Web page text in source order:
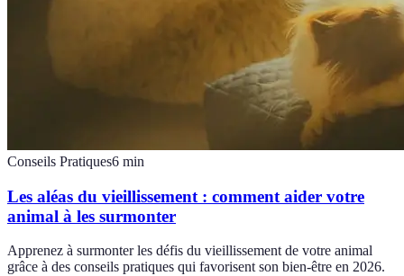
Conseils Pratiques6 min
Les aléas du vieillissement : comment aider votre
animal à les surmonter
Apprenez à surmonter les défis du vieillissement de votre animal
grâce à des conseils pratiques qui favorisent son bien-être en 2026.